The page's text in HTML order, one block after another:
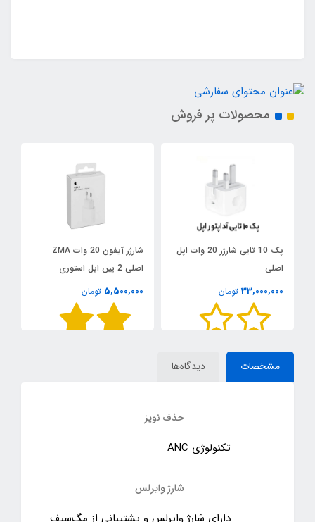
محصولات پر فروش
پک 10 تایی شارژر 20 وات اپل
اصلی
33,000,000 تومان
شارژر آیفون 20 وات ZMA
اصلی 2 پین اپل استوری
5,500,000 تومان
مشخصات دیدگاه‌ها
حذف نویز
تکنولوژی ANC
شارژ وایرلس